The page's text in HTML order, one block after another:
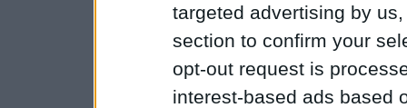
targeted advertising by
section to confirm your
opt-out request is
interest-based ads based